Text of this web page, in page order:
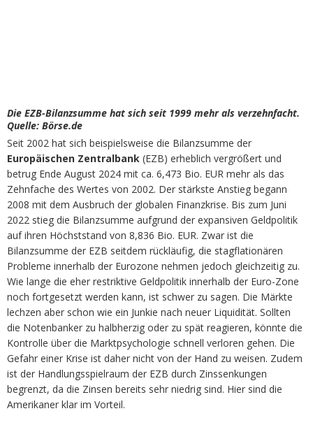
Die EZB-Bilanzsumme hat sich seit 1999 mehr als verzehnfacht.
Quelle: Börse.de
Seit 2002 hat sich beispielsweise die Bilanzsumme der
Europäischen Zentralbank (EZB) erheblich vergrößert und
betrug Ende August 2024 mit ca. 6,473 Bio. EUR mehr als das
Zehnfache des Wertes von 2002. Der stärkste Anstieg begann
2008 mit dem Ausbruch der globalen Finanzkrise. Bis zum Juni
2022 stieg die Bilanzsumme aufgrund der expansiven Geldpolitik
auf ihren Höchststand von 8,836 Bio. EUR. Zwar ist die
Bilanzsumme der EZB seitdem rückläufig, die stagflationären
Probleme innerhalb der Eurozone nehmen jedoch gleichzeitig zu.
Wie lange die eher restriktive Geldpolitik innerhalb der Euro-Zone
noch fortgesetzt werden kann, ist schwer zu sagen. Die Märkte
lechzen aber schon wie ein Junkie nach neuer Liquidität. Sollten
die Notenbanker zu halbherzig oder zu spät reagieren, könnte die
Kontrolle über die Marktpsychologie schnell verloren gehen. Die
Gefahr einer Krise ist daher nicht von der Hand zu weisen. Zudem
ist der Handlungsspielraum der EZB durch Zinssenkungen
begrenzt, da die Zinsen bereits sehr niedrig sind. Hier sind die
Amerikaner klar im Vorteil.